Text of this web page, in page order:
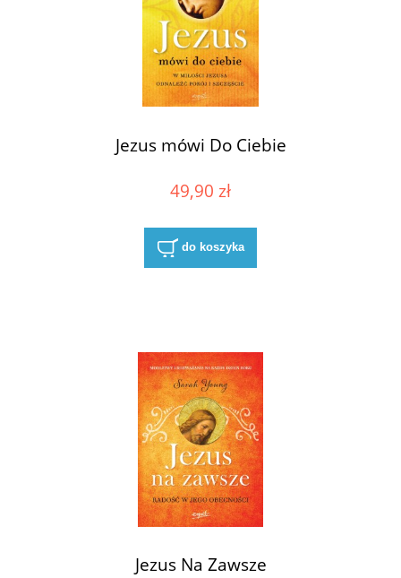
Jezus mówi Do Ciebie
49,90 zł
do koszyka
Jezus Na Zawsze